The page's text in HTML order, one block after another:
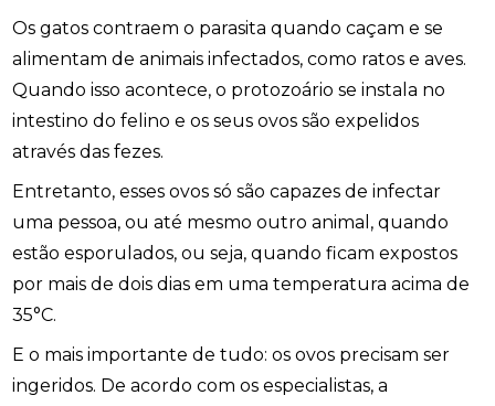
Os gatos contraem o parasita quando caçam e se
alimentam de animais infectados, como ratos e aves.
Quando isso acontece, o protozoário se instala no
intestino do felino e os seus ovos são expelidos
através das fezes.
Entretanto, esses ovos só são capazes de infectar
uma pessoa, ou até mesmo outro animal, quando
estão esporulados, ou seja, quando ficam expostos
por mais de dois dias em uma temperatura acima de
35°C.
E o mais importante de tudo: os ovos precisam ser
ingeridos. De acordo com os especialistas, a